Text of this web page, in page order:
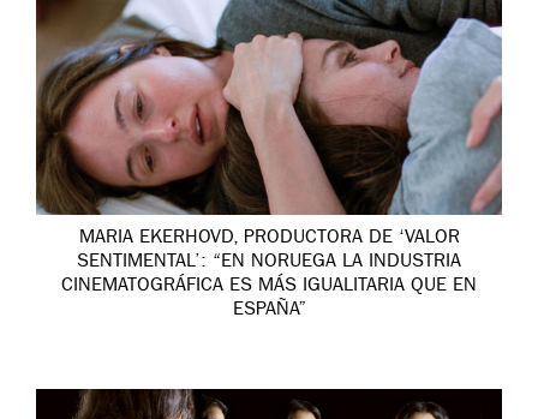
MARIA EKERHOVD, PRODUCTORA DE ‘VALOR
SENTIMENTAL’: “EN NORUEGA LA INDUSTRIA
CINEMATOGRÁFICA ES MÁS IGUALITARIA QUE EN
ESPAÑA”